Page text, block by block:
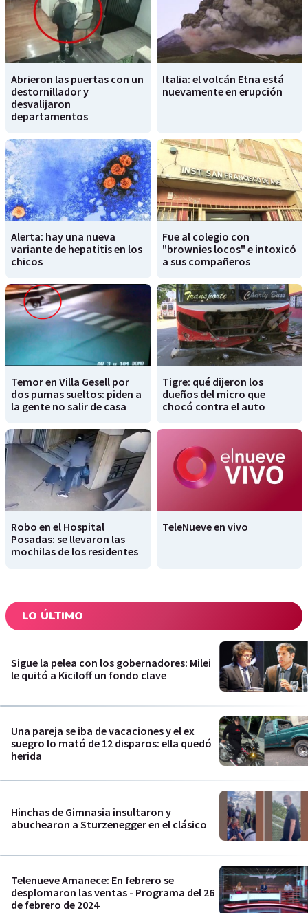
Abrieron las puertas con un
destornillador y
desvalijaron
departamentos
Italia: el volcán Etna está
nuevamente en erupción
Alerta: hay una nueva
variante de hepatitis en los
chicos
Fue al colegio con
"brownies locos" e intoxicó
a sus compañeros
Temor en Villa Gesell por
dos pumas sueltos: piden a
la gente no salir de casa
Tigre: qué dijeron los
dueños del micro que
chocó contra el auto
Robo en el Hospital
Posadas: se llevaron las
mochilas de los residentes
TeleNueve en vivo
LO ÚLTIMO
Sigue la pelea con los gobernadores: Milei
le quitó a Kiciloff un fondo clave
Una pareja se iba de vacaciones y el ex
suegro lo mató de 12 disparos: ella quedó
herida
Hinchas de Gimnasia insultaron y
abuchearon a Sturzenegger en el clásico
Telenueve Amanece: En febrero se
desplomaron las ventas - Programa del 26
de febrero de 2024